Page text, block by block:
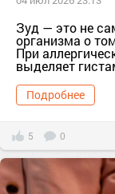
Зуд — это не
организма о
При
выделяет
Подробнее
5 0